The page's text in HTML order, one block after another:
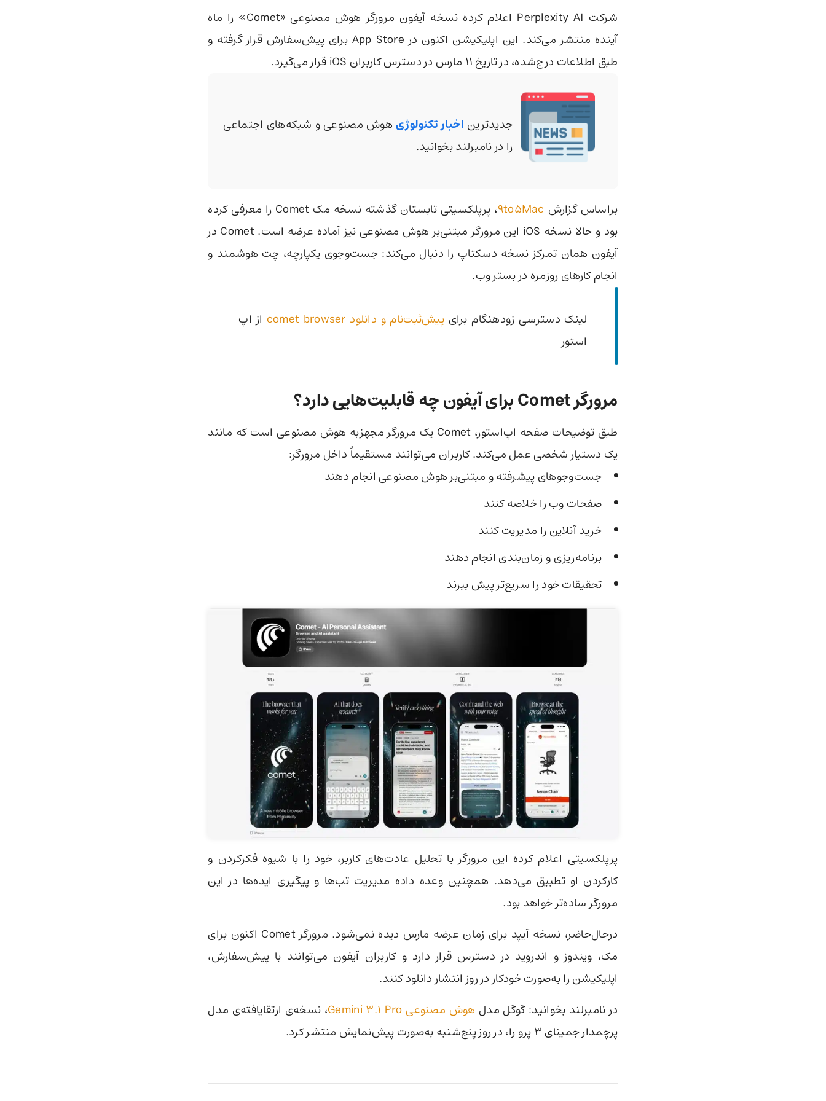
شرکت Perplexity AI اعلام کرده نسخه آیفون مرورگر هوش مصنوعی «Comet» را ماه
آینده منتشر می‌کند. این اپلیکیشن اکنون در App Store برای پیش‌سفارش قرار گرفته و
طبق اطلاعات درج‌شده، در تاریخ ۱۱ مارس در دسترس کاربران iOS قرار می‌گیرد.
جدیدترین اخبار تکنولوژیهوش مصنوعی و شبکه‌های اجتماعی
را در نامبرلند بخوانید.
براساس گزارش 9to5Mac
، پرپلکسیتی تابستان گذشته نسخه مک Comet را معرفی کرده
بود و حالا نسخه iOS این مرورگر مبتنی‌بر هوش مصنوعی نیز آماده عرضه است. Comet در
آیفون همان تمرکز نسخه دسکتاپ را دنبال می‌کند: جست‌وجوی یکپارچه، چت هوشمند و
انجام کارهای روزمره در بستر وب.
لینک دسترسی زودهنگام برای پیش‌ثبت‌نام و دانلود comet browser
از اپ
استور
مرورگر Comet برای آیفون چه قابلیت‌هایی دارد؟
طبق توضیحات صفحه اپ‌استور، Comet یک مرورگر مجهزبه هوش مصنوعی است که مانند
یک دستیار شخصی عمل می‌کند. کاربران می‌توانند مستقیماً داخل مرورگر:
جست‌وجوهای پیشرفته و مبتنی‌بر هوش مصنوعی انجام دهند
صفحات وب را خلاصه کنند
خرید آنلاین را مدیریت کنند
برنامه‌ریزی و زمان‌بندی انجام دهند
تحقیقات خود را سریع‌تر پیش ببرند
پرپلکسیتی اعلام کرده این مرورگر با تحلیل عادت‌های کاربر، خود را با شیوه فکرکردن و
کارکردن او تطبیق می‌دهد. همچنین وعده داده مدیریت تب‌ها و پیگیری ایده‌ها در این
مرورگر ساده‌تر خواهد بود.
درحال‌حاضر، نسخه آیپد برای زمان عرضه مارس دیده نمی‌شود. مرورگر Comet اکنون برای
مک، ویندوز و اندروید در دسترس قرار دارد و کاربران آیفون می‌توانند با پیش‌سفارش،
اپلیکیشن را به‌صورت خودکار در روز انتشار دانلود کنند.
در نامبرلند بخوانید: گوگل مدل هوش مصنوعی Gemini 3.1 Pro
، نسخه‌ی ارتقایافته‌ی مدل
پرچمدار جمینای ۳ پرو را، در روز پنج‌شنبه به‌صورت پیش‌نمایش منتشر کرد.